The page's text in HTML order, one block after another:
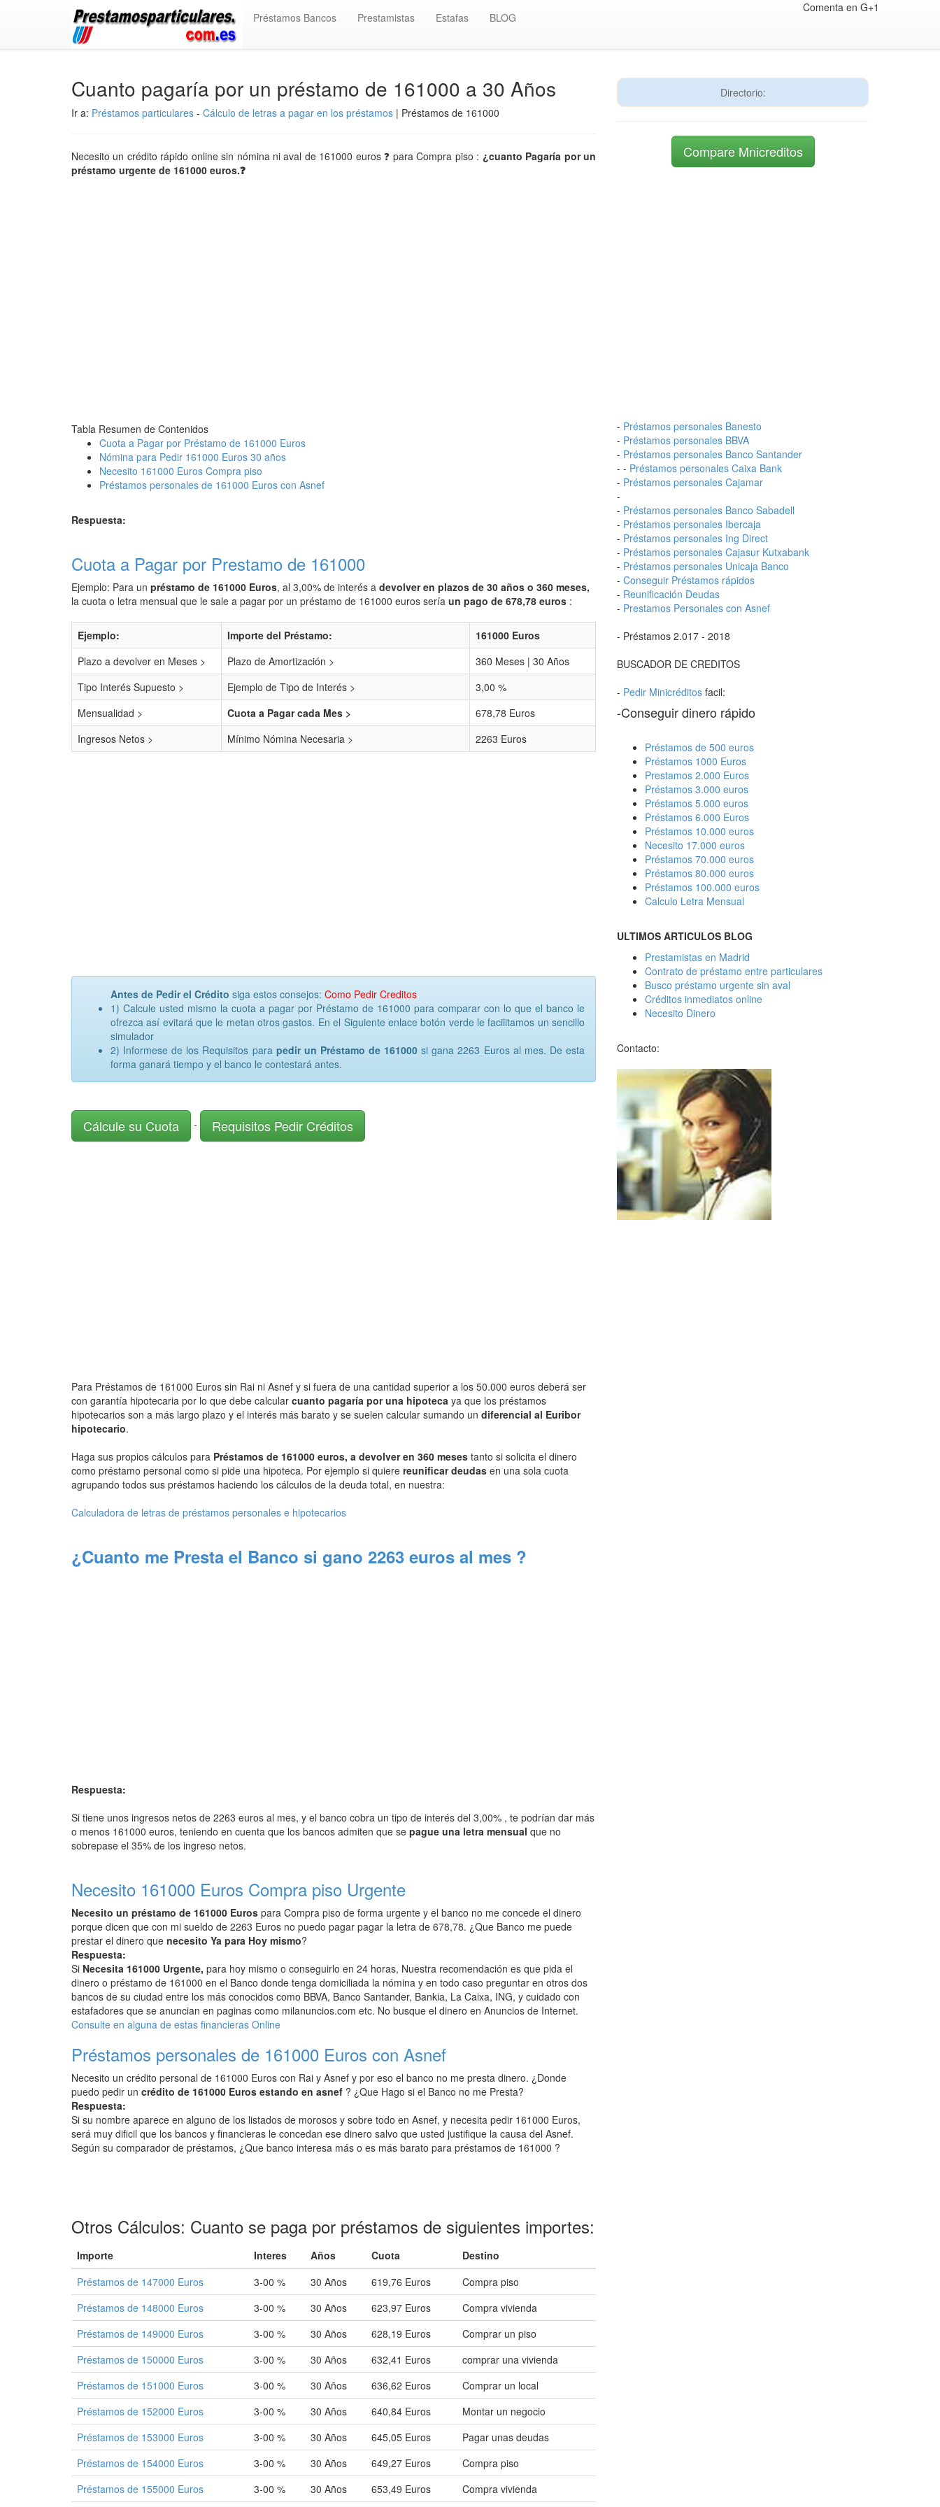
Préstamos Bancos Prestamistas Estafas BLOG
Comenta en G+1
Cuanto pagaría por un préstamo de 161000 a 30 Años
Ir a: Préstamos particulares - Cálculo de letras a pagar en los préstamos | Préstamos de 161000
Necesito un crédito rápido online sin nómina ni aval de 161000 euros ❓ para Compra piso : ¿cuanto Pagaría por un
préstamo urgente de 161000 euros.❓
Tabla Resumen de Contenidos
Cuota a Pagar por Préstamo de 161000 Euros
Nómina para Pedir 161000 Euros 30 años
Necesito 161000 Euros Compra piso
Préstamos personales de 161000 Euros con Asnef
Respuesta:
Cuota a Pagar por Prestamo de 161000
Ejemplo: Para un préstamo de 161000 Euros, al 3,00% de interés a devolver en plazos de 30 años o 360 meses,
la cuota o letra mensual que le sale a pagar por un préstamo de 161000 euros sería un pago de 678,78 euros :
Ejemplo: Importe del Préstamo:
161000 Euros
Plazo a devolver en Meses >
Plazo de Amortización >
360 Meses | 30 Años
Tipo Interés Supuesto >
Ejemplo de Tipo de Interés >
3,00 %
Mensualidad >
Cuota a Pagar cada Mes >
678,78 Euros
Ingresos Netos >
Mínimo Nómina Necesaria > 2263 Euros
Antes de Pedir el Crédito siga estos consejos: Como Pedir Creditos
1) Calcule usted mismo la cuota a pagar por Préstamo de 161000 para comparar con lo que el banco le
ofrezca así evitará que le metan otros gastos. En el Siguiente enlace botón verde le facilitamos un sencillo
simulador
2) Informese de los Requisitos para pedir un Préstamo de 161000si gana 2263 Euros al mes. De esta
forma ganará tiempo y el banco le contestará antes.
Cálcule su Cuota - Requisitos Pedir Créditos
Para Préstamos de 161000 Euros sin Rai ni Asnef y si fuera de una cantidad superior a los 50.000 euros deberá ser
con garantía hipotecaria por lo que debe calcular cuanto pagaría por una hipoteca ya que los préstamos
hipotecarios son a más largo plazo y el interés más barato y se suelen calcular sumando un diferencial al Euribor
hipotecario.
Haga sus propios cálculos para Préstamos de 161000 euros, a devolver en 360 meses tanto si solicita el dinero
como préstamo personal como si pide una hipoteca. Por ejemplo si quiere reunificar deudas en una sola cuota
agrupando todos sus préstamos haciendo los cálculos de la deuda total, en nuestra:
Calculadora de letras de préstamos personales e hipotecarios
¿Cuanto me Presta el Banco si gano 2263 euros al mes ?
Respuesta:
Si tiene unos ingresos netos de 2263 euros al mes, y el banco cobra un tipo de interés del 3,00% , te podrían dar más
o menos 161000 euros, teniendo en cuenta que los bancos admiten que se pague una letra mensual que no
sobrepase el 35% de los ingreso netos.
Necesito 161000 Euros Compra piso Urgente
Necesito un préstamo de 161000 Euros para Compra piso de forma urgente y el banco no me concede el dinero
porque dicen que con mi sueldo de 2263 Euros no puedo pagar pagar la letra de 678,78. ¿Que Banco me puede
prestar el dinero que necesito Ya para Hoy mismo?
Respuesta:
Si Necesita 161000 Urgente, para hoy mismo o conseguirlo en 24 horas, Nuestra recomendación es que pida el
dinero o préstamo de 161000 en el Banco donde tenga domiciliada la nómina y en todo caso preguntar en otros dos
bancos de su ciudad entre los más conocidos como BBVA, Banco Santander, Bankia, La Caixa, ING, y cuidado con
estafadores que se anuncian en paginas como milanuncios.com etc. No busque el dinero en Anuncios de Internet.
Consulte en alguna de estas financieras Online
Préstamos personales de 161000 Euros con Asnef
Necesito un crédito personal de 161000 Euros con Rai y Asnef y por eso el banco no me presta dinero. ¿Donde
puedo pedir un crédito de 161000 Euros estando en asnef ? ¿Que Hago si el Banco no me Presta?
Respuesta:
Si su nombre aparece en alguno de los listados de morosos y sobre todo en Asnef, y necesita pedir 161000 Euros,
será muy dificil que los bancos y financieras le concedan ese dinero salvo que usted justifique la causa del Asnef.
Según su comparador de préstamos, ¿Que banco interesa más o es más barato para préstamos de 161000 ?
Otros Cálculos: Cuanto se paga por préstamos de siguientes importes:
Importe Interes Años Cuota
Destino
Préstamos de 147000 Euros
3-00 % 30 Años 619,76 Euros
Compra piso
Préstamos de 148000 Euros
3-00 % 30 Años 623,97 Euros
Compra vivienda
Préstamos de 149000 Euros
3-00 % 30 Años 628,19 Euros
Comprar un piso
Préstamos de 150000 Euros
3-00 % 30 Años 632,41 Euros
comprar una vivienda
Préstamos de 151000 Euros
3-00 % 30 Años 636,62 Euros
Comprar un local
Préstamos de 152000 Euros
3-00 % 30 Años 640,84 Euros
Montar un negocio
Préstamos de 153000 Euros
3-00 % 30 Años 645,05 Euros
Pagar unas deudas
Préstamos de 154000 Euros
3-00 % 30 Años 649,27 Euros
Compra piso
Préstamos de 155000 Euros
3-00 % 30 Años 653,49 Euros Compra vivienda
Directorio:
Compare Mnicreditos
- Préstamos personales Banesto
- Préstamos personales BBVA
- Préstamos personales Banco Santander
- - Préstamos personales Caixa Bank
- Préstamos personales Cajamar
-
- Préstamos personales Banco Sabadell
- Préstamos personales Ibercaja
- Préstamos personales Ing Direct
- Préstamos personales Cajasur Kutxabank
- Préstamos personales Unicaja Banco
- Conseguir Préstamos rápidos
- Reunificación Deudas
- Prestamos Personales con Asnef
- Préstamos 2.017 - 2018
BUSCADOR DE CREDITOS
- Pedir Minicréditos facil:
-Conseguir dinero rápido
Préstamos de 500 euros
Préstamos 1000 Euros
Prestamos 2.000 Euros
Préstamos 3.000 euros
Préstamos 5.000 euros
Préstamos 6.000 Euros
Préstamos 10.000 euros
Necesito 17.000 euros
Préstamos 70.000 euros
Préstamos 80.000 euros
Préstamos 100.000 euros
Calculo Letra Mensual
ULTIMOS ARTICULOS BLOG
Prestamistas en Madrid
Contrato de préstamo entre particulares
Busco préstamo urgente sin aval
Créditos inmediatos online
Necesito Dinero
Contacto: